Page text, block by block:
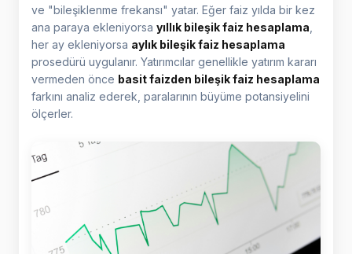
ve "bileşiklenme frekansı" yatar. Eğer faiz yılda bir kez
ana paraya ekleniyorsa yıllık bileşik faiz hesaplama
her ay ekleniyorsa aylık bileşik faiz hesaplama
prosedürü uygulanır. Yatırımcılar genellikle yatırım kararı
vermeden önce basit faizden bileşik faiz hesaplama
farkını analiz ederek, paralarının büyüme potansiyelini
ölçerler.